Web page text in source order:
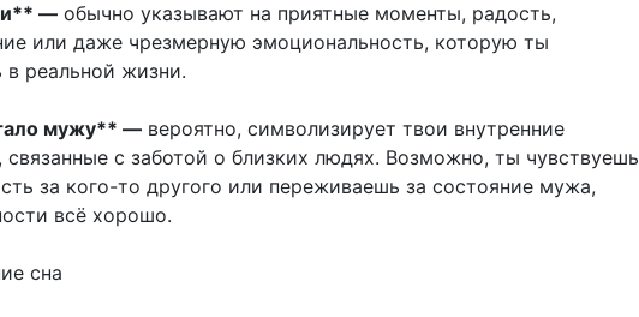
— обычно указывают на приятные моменты, радость,
или даже чрезмерную эмоциональность, которую ты
реальной жизни.
мужу** — вероятно, символизирует твои внутренние
связанные с заботой о близких людях. Возможно, ты чувствуешь
за кого-то другого или переживаешь за состояние мужа,
всё хорошо.
сна